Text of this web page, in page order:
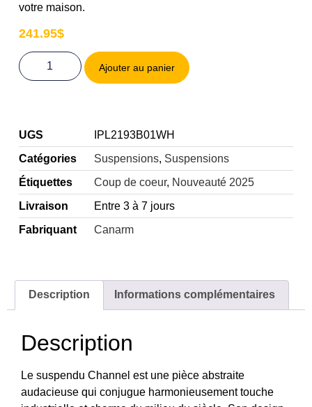
votre maison.
241.95$
Ajouter au panier
UGS
IPL2193B01WH
Catégories
Suspensions, Suspensions
Étiquettes
Coup de coeur, Nouveauté 2025
Livraison
Entre 3 à 7 jours
Fabriquant
Canarm
Description Informations complémentaires
Description
Le suspendu Channel est une pièce abstraite
audacieuse qui conjugue harmonieusement touche